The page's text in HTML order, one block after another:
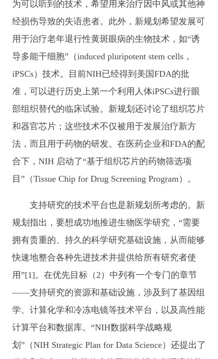
为可以听到的技术，希望用来治疗因中风或其他神
经损伤导致的失语患者。此外，新规划希望发展可
用于治疗老年退行性黄斑眼病的生物技术，如“诱
导多能干细胞”（induced pluripotent stem cells，
iPSCs）技术。目前NIH已经得到美国FDA的批
准，可以进行历史上第一个利用人体iPSCs进行眼
部组织替代的临床试验。新规划还讨论了组织芯片
和器官芯片；这些技术不仅被用于发展治疗新方
法，而且用于药物的研发。在医药企业和FDA的配
合下，NIH 启动了“基于组织芯片的药物筛选项
目”（Tissue Chip for Drug Screening Program）。
支持研究的技术平台也是新规划所考虑的。新
规划指出，要想成功地推进生物医学研究，“需要
拥有贵重的、持久的科学研究基础设施，从而能够
快速地整合各种先进技术并提供给所有研究者使
用”[1]。在优先目标（2）中列有一个专门的章节
——支持研究的资源和基础设施，涉及到了基因组
学、计算化学和冷冻电镜等技术平台，以及高性能
计算平台和数据库。“NIH数据科学战略规
划”（NIH Strategic Plan for Data Science）还提出了